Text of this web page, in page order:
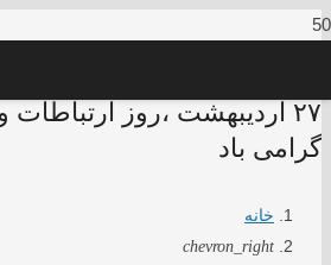
۲۷ اردیبهشت ،روز
گرامی باد
خانه
chevron_right